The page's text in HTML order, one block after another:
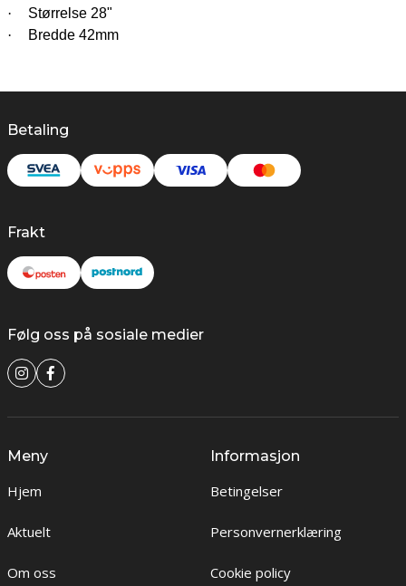
·
Størrelse 28"
·
Bredde 42mm
Betaling
Frakt
Følg oss på sosiale medier
Meny
Hjem
Aktuelt
Om oss
Informasjon
Betingelser
Personvernerklæring
Cookie policy